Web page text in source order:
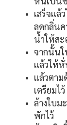
เสร็จแล้
ลดกลิ่นค
น้ำให้ส
จากนั้นใ
แล้วให้หั่
แล้วตา
เตรียมไว้
ล้างใบม
พักไว้